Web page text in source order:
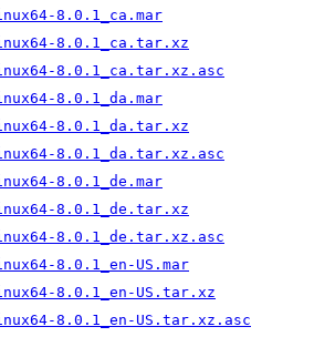
8.0.1_ca.mar
8.0.1_ca.tar.xz
8.0.1_ca.tar.xz.asc
8.0.1_da.mar
8.0.1_da.tar.xz
8.0.1_da.tar.xz.asc
8.0.1_de.mar
8.0.1_de.tar.xz
8.0.1_de.tar.xz.asc
8.0.1_en-US.mar
8.0.1_en-US.tar.xz
8.0.1_en-US.tar.xz.asc